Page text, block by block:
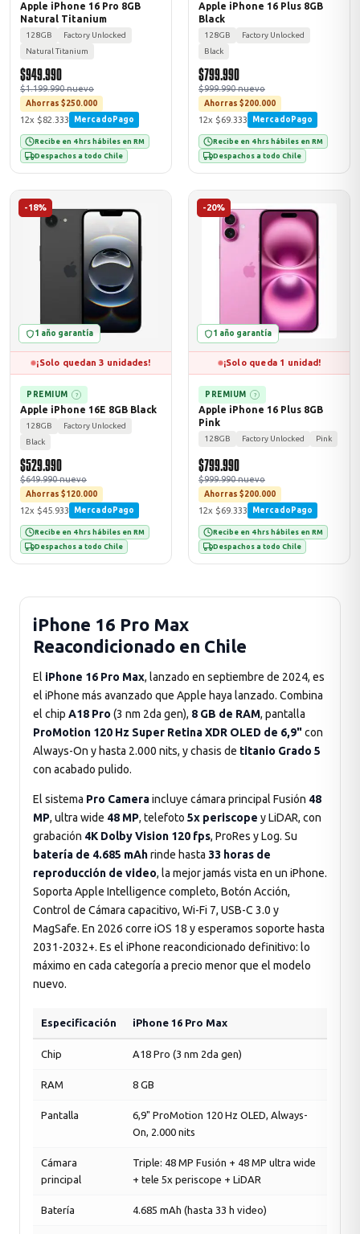
Apple iPhone 16 Pro 8GB
Natural Titanium
128GB
Factory Unlocked
Natural Titanium
$949.990
$1.199.990 nuevo
Ahorras $250.000
12x $82.333 MercadoPago
Recibe en 4 hrs hábiles en RM
Despachos a todo Chile
Apple iPhone 16 Plus 8GB
Black
128GB
Factory Unlocked
Black
$799.990
$999.990 nuevo
Ahorras $200.000
12x $69.333 MercadoPago
Recibe en 4 hrs hábiles en RM
Despachos a todo Chile
-18%
1 año garantía
¡Solo quedan 3 unidades!
PREMIUM ?
Apple iPhone 16E 8GB Black
128GB
Factory Unlocked
Black
$529.990
$649.990 nuevo
Ahorras $120.000
12x $45.933 MercadoPago
Recibe en 4 hrs hábiles en RM
Despachos a todo Chile
-20%
1 año garantía
¡Solo queda 1 unidad!
PREMIUM ?
Apple iPhone 16 Plus 8GB
Pink
128GB Factory Unlocked Pink
$799.990
$999.990 nuevo
Ahorras $200.000
12x $69.333 MercadoPago
Recibe en 4 hrs hábiles en RM
Despachos a todo Chile
iPhone 16 Pro Max
Reacondicionado en Chile
El iPhone 16 Pro Max, lanzado en septiembre de 2024, es
el iPhone más avanzado que Apple haya lanzado. Combina
el chip A18 Pro (3 nm 2da gen), 8 GB de RAM, pantalla
ProMotion 120 Hz Super Retina XDR OLED de 6,9"con
Always-On y hasta 2.000 nits, y chasis de titanio Grado 5
con acabado pulido.
El sistema Pro Cameraincluye cámara principal Fusión 48
MP, ultra wide 48 MP, telefoto 5x periscope y LiDAR, con
grabación 4K Dolby Vision 120 fps, ProRes y Log. Su
batería de 4.685 mAhrinde hasta 33 horas de
reproducción de video, la mejor jamás vista en un iPhone.
Soporta Apple Intelligence completo, Botón Acción,
Control de Cámara capacitivo, Wi-Fi 7, USB-C 3.0 y
MagSafe. En 2026 corre iOS 18 y esperamos soporte hasta
2031-2032+. Es el iPhone reacondicionado definitivo: lo
máximo en cada categoría a precio menor que el modelo
nuevo.
Especificación iPhone 16 Pro Max
Chip A18 Pro (3 nm 2da gen)
RAM 8 GB
Pantalla
6,9" ProMotion 120 Hz OLED, Always-
On, 2.000 nits
Cámara
principal
Triple: 48 MP Fusión + 48 MP ultra wide
+ tele 5x periscope + LiDAR
Batería 4.685 mAh (hasta 33 h video)